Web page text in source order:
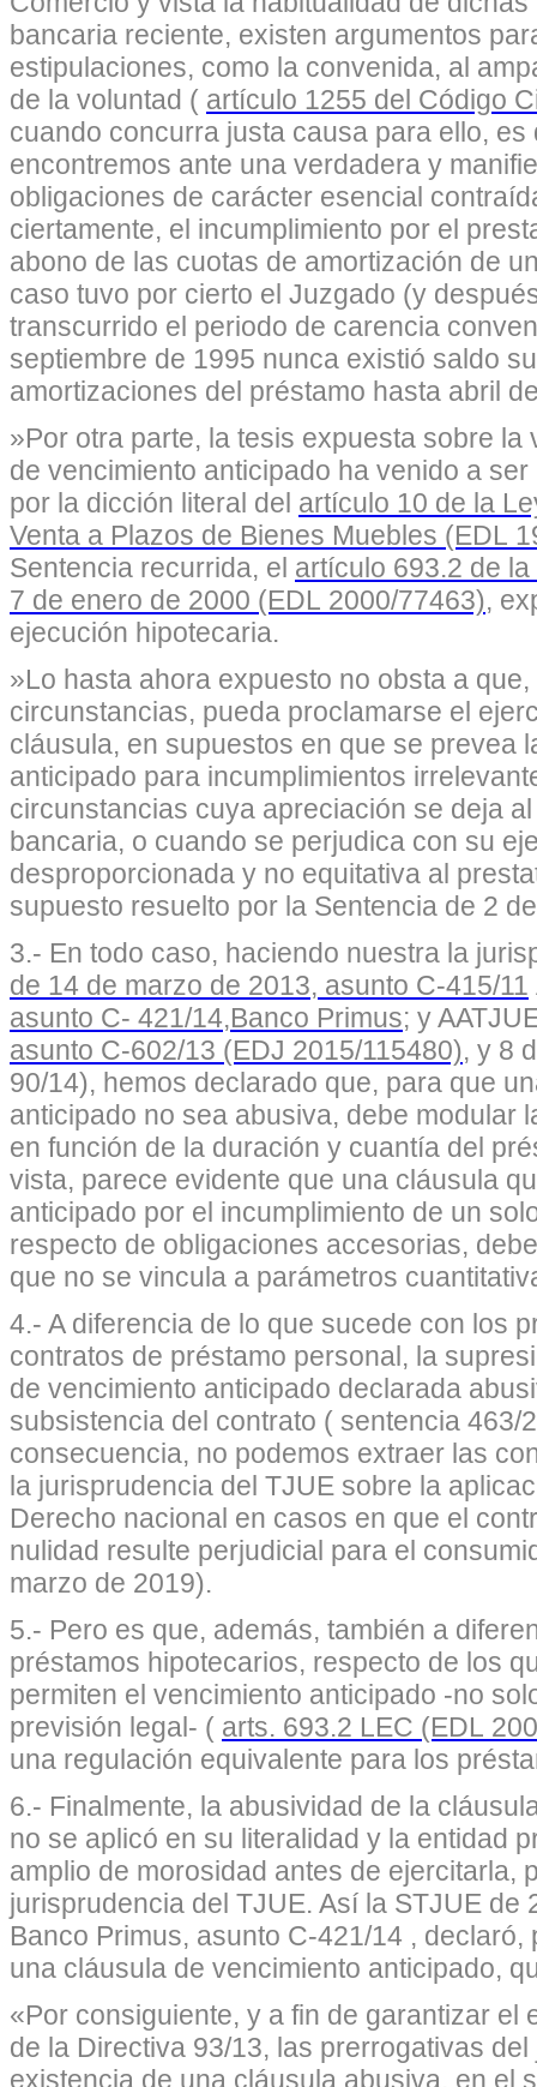
bancaria reciente, existen argumentos
estipulaciones, como la convenida, al
de la voluntad ( artículo 1255 del Código
cuando concurra justa causa para ello, es
encontremos ante una verdadera y
obligaciones de carácter esencial
ciertamente, el incumplimiento por el
abono de las cuotas de amortización de
caso tuvo por cierto el Juzgado (y
transcurrido el periodo de carencia
septiembre de 1995 nunca existió saldo
amortizaciones del préstamo hasta abril
»Por otra parte, la tesis expuesta sobre
de vencimiento anticipado ha venido a
por la dicción literal del artículo 10 de la
Venta a Plazos de Bienes Muebles (EDL
Sentencia recurrida, el artículo 693.2 de
7 de enero de 2000 (EDL 2000/77463),
ejecución hipotecaria.
»Lo hasta ahora expuesto no obsta a
circunstancias, pueda proclamarse el
cláusula, en supuestos en que se prevea
anticipado para incumplimientos
circunstancias cuya apreciación se deja
bancaria, o cuando se perjudica con su
desproporcionada y no equitativa al
supuesto resuelto por la Sentencia de 2
3.- En todo caso, haciendo nuestra la
de 14 de marzo de 2013, asunto C-415/11
asunto C- 421/14,Banco Primus; y
asunto C-602/13 (EDJ 2015/115480), y 8
90/14), hemos declarado que, para que
anticipado no sea abusiva, debe modular
en función de la duración y cuantía del
vista, parece evidente que una cláusula
anticipado por el incumplimiento de un
respecto de obligaciones accesorias,
que no se vincula a parámetros
4.- A diferencia de lo que sucede con los
contratos de préstamo personal, la
de vencimiento anticipado declarada
subsistencia del contrato ( sentencia 463/
consecuencia, no podemos extraer las
la jurisprudencia del TJUE sobre la
Derecho nacional en casos en que el
nulidad resulte perjudicial para el
marzo de 2019).
5.- Pero es que, además, también a
préstamos hipotecarios, respecto de los
permiten el vencimiento anticipado -no
previsión legal- ( arts. 693.2 LEC (EDL
una regulación equivalente para los
6.- Finalmente, la abusividad de la
no se aplicó en su literalidad y la entidad
amplio de morosidad antes de ejercitarla,
jurisprudencia del TJUE. Así la STJUE de
Banco Primus, asunto C-421/14 ,
una cláusula de vencimiento anticipado,
«Por consiguiente, y a fin de garantizar el
de la Directiva 93/13, las prerrogativas
existencia de una cláusula abusiva, en el